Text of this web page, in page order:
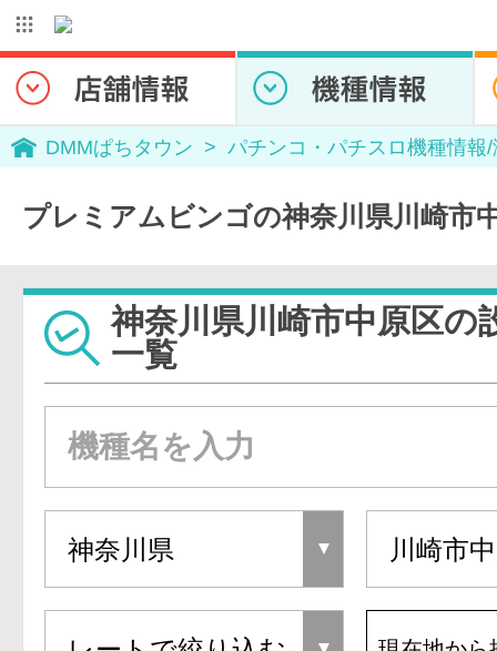
DMMぱちタウン パチンコ・パチスロ機種情報
プレミアムビンゴの神奈川県川崎市
神奈川県川崎市中原区の
一覧